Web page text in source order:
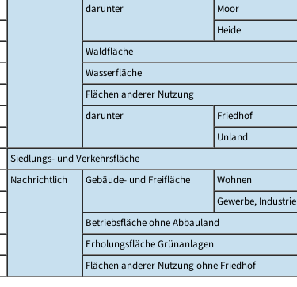
darunter
Moor
Heide
Waldfläche
Wasserfläche
Flächen anderer Nutzung
darunter
Friedhof
Unland
Siedlungs- und Verkehrsfläche
Nachrichtlich
Gebäude- und Freifläche Wohnen
Gewerbe, Industrie
Betriebsfläche ohne Abbauland
Erholungsfläche Grünanlagen
Flächen anderer Nutzung ohne Friedhof